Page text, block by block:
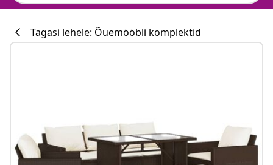
#sharemevidaxl
Tagasi lehele: Õuemööbli komplektid